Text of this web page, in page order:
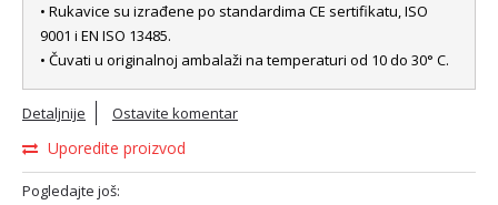
• Rukavice su izrađene po standardima CE sertifikatu, ISO
9001 i EN ISO 13485.
• Čuvati u originalnoj ambalaži na temperaturi od 10 do 30° C.
Detaljnije Ostavite komentar
Uporedite proizvod
Pogledajte još: